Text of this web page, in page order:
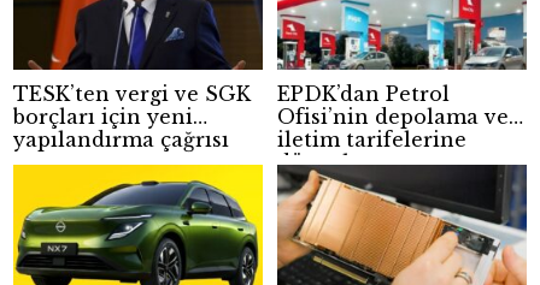
TESK’ten vergi ve SGK
borçları için yeni
yapılandırma çağrısı
EPDK’dan Petrol
Ofisi’nin depolama ve
iletim tarifelerine
düzenleme